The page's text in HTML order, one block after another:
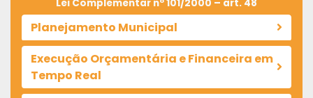
Lei Complementar nº 101/2000 – art. 48
Planejamento Municipal
Execução Orçamentária e Financeira em
Tempo Real